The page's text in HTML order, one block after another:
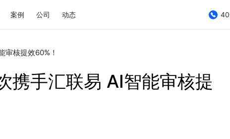
案例 公司 动态
审核提效60%！
携手汇联易 AI智能审核提